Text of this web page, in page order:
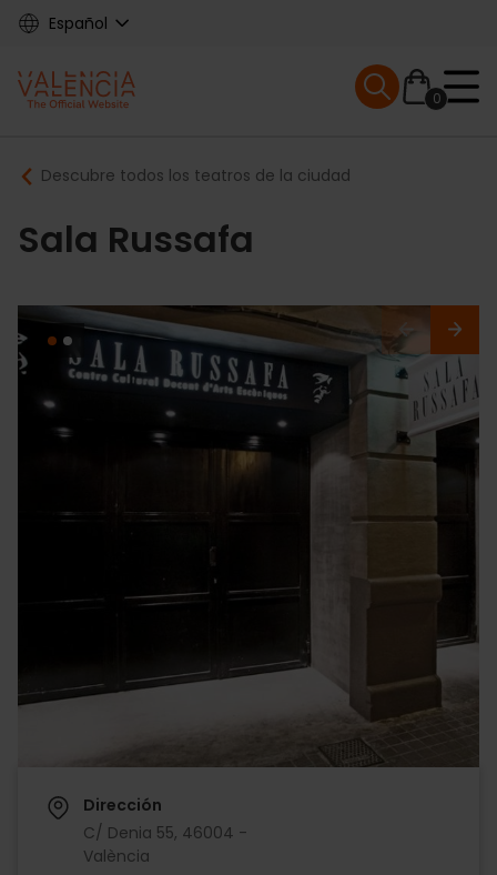
Skip
content
Español
Main
navigation
0
Mobile menu
Breadcrumb
Descubre todos los teatros de la ciudad
Sala Russafa
Dirección
C/ Denia 55, 46004 -
València